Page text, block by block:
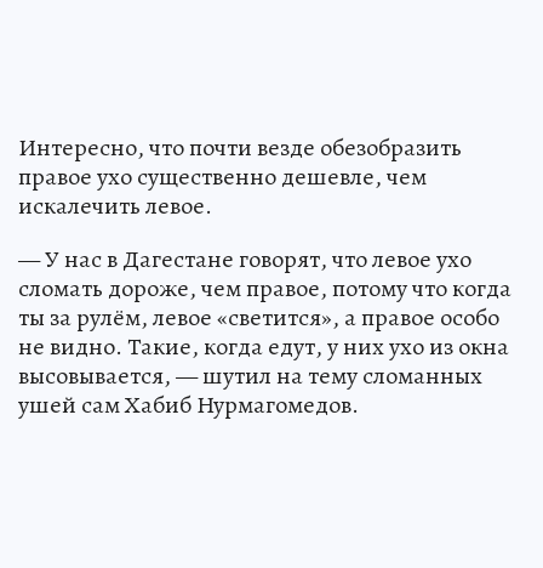
Интересно, что почти везде обезобразить
правое ухо существенно дешевле, чем
искалечить левое.
— У нас в Дагестане говорят, что левое ухо
сломать дороже, чем правое, потому что когда
ты за рулём, левое «светится», а правое особо
не видно. Такие, когда едут, у них ухо из окна
высовывается, — шутил на тему сломанных
ушей сам Хабиб Нурмагомедов.